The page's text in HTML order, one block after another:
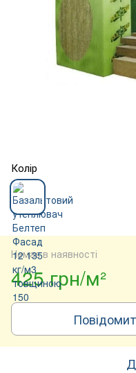
Колір
Немає в наявності
425 грн/м²